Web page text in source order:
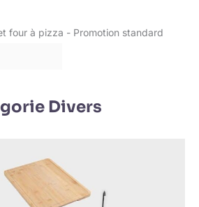
rangement, en
un large choix
d'ustensiles de
Divers